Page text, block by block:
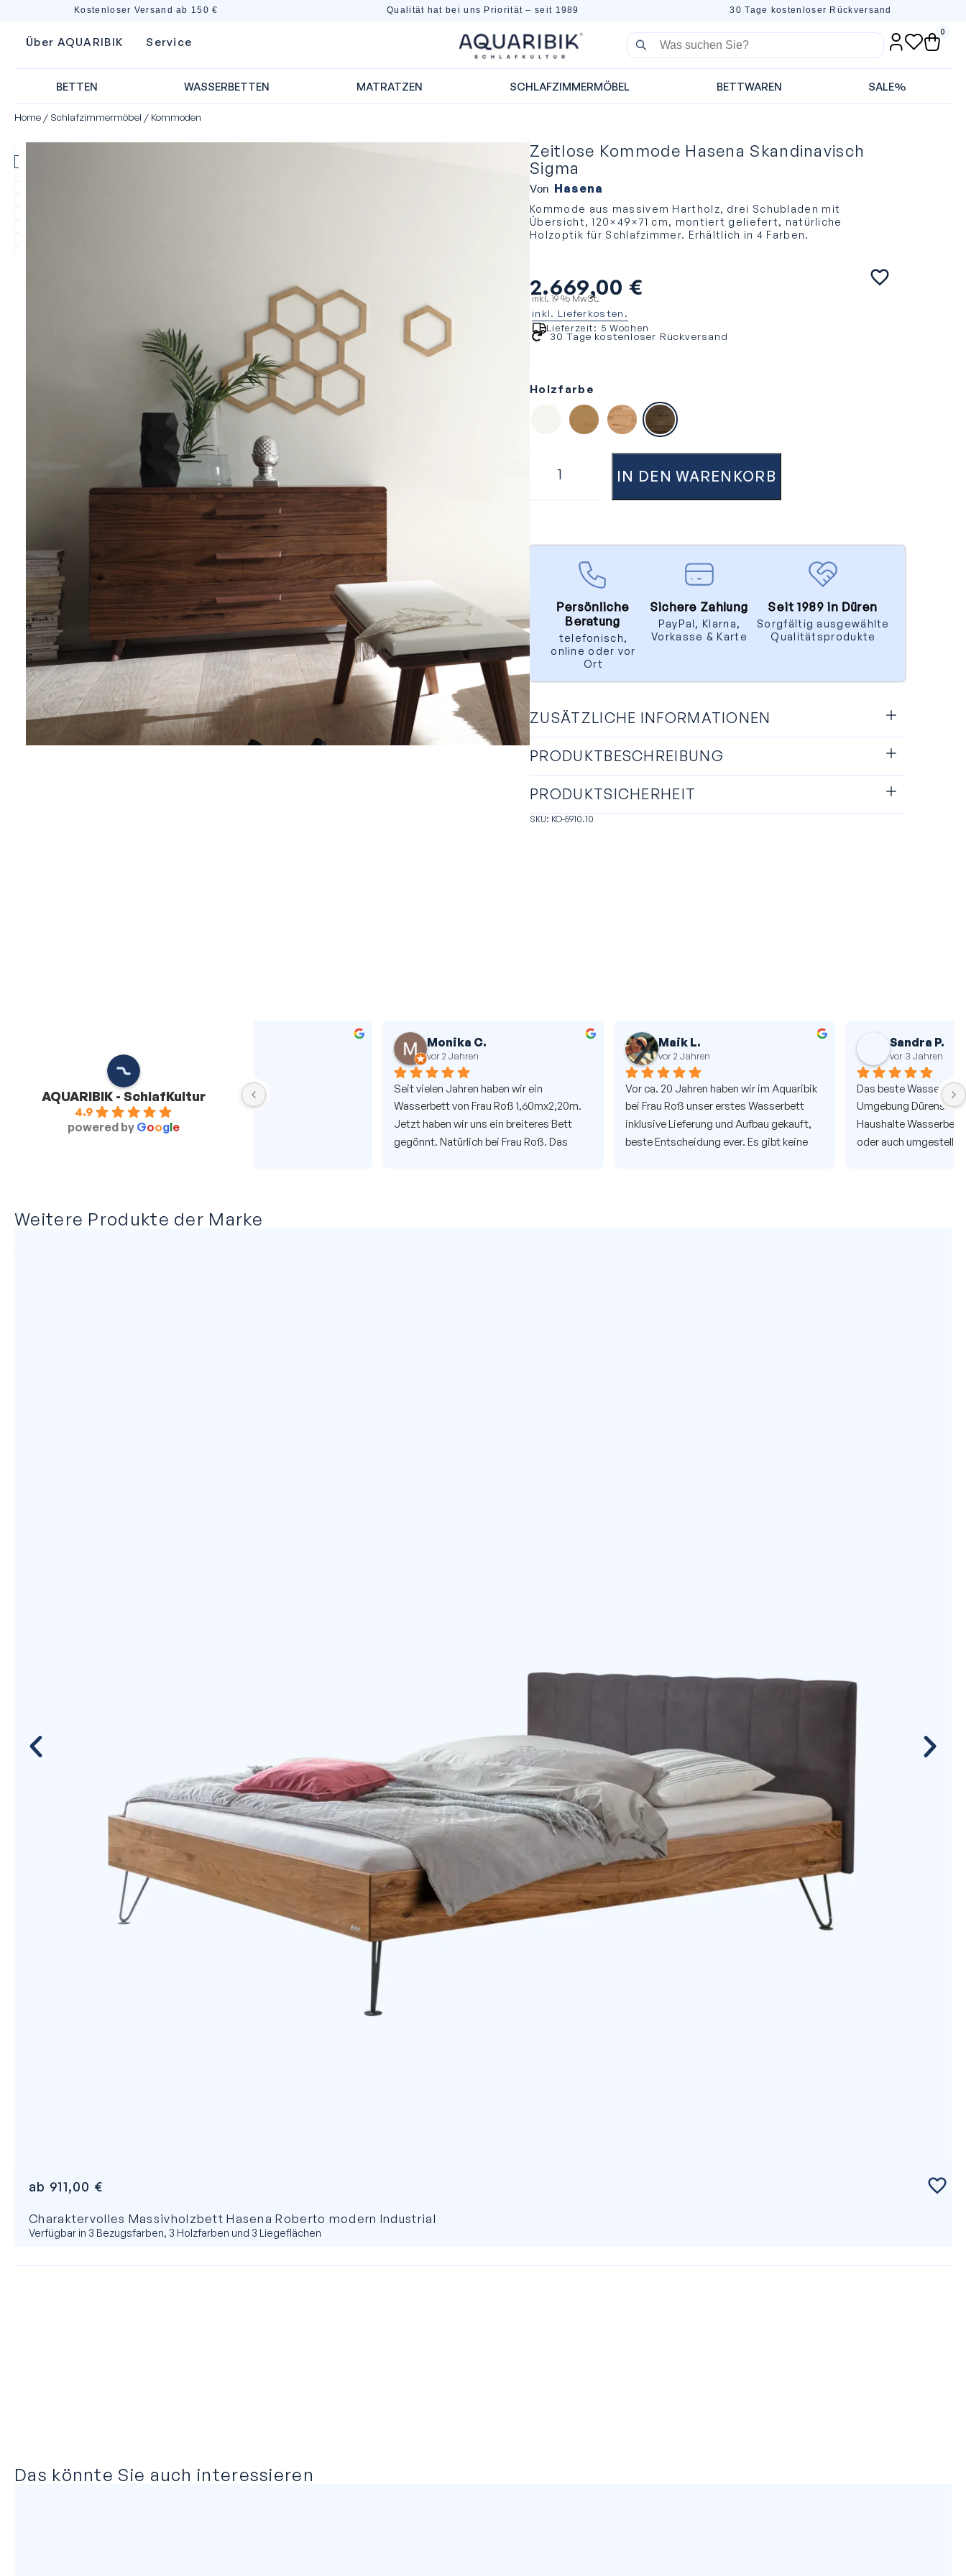
Kostenloser Versand ab 150 € Qualität hat bei uns Priorität – seit 1989 30 Tage kostenloser Rückversand
Über AQUARIBIK Service
0
BETTEN WASSERBETTEN MATRATZEN SCHLAFZIMMERMÖBEL BETTWAREN SALE%
Home / Schlafzimmermöbel / Kommoden
Zeitlose Kommode Hasena Skandinavisch
Sigma
Von Hasena
Kommode aus massivem Hartholz, drei Schubladen mit
Übersicht, 120×49×71 cm, montiert geliefert, natürliche
Holzoptik für Schlafzimmer. Erhältlich in 4 Farben.
2.669,00 €
inkl. 19 % MwSt.
inkl. Lieferkosten.
Lieferzeit: 5 Wochen
30 Tage kostenloser Rückversand
Holzfarbe
Buche weiss deckend, lackiert
Eiche bianco, gebürstet, geölt
Kernbuche natur, geölt
Nussbaum, geölt
IN DEN WARENKORB
Persönliche
Beratung
telefonisch,
online oder vor
Ort
Sichere Zahlung
PayPal, Klarna,
Vorkasse & Karte
Seit 1989 in Düren
Sorgfältig ausgewählte
Qualitätsprodukte
ZUSÄTZLICHE INFORMATIONEN
PRODUKTBESCHREIBUNG
PRODUKTSICHERHEIT
SKU: KO-5910.10
AQUARIBIK - SchlafKultur
4.9
powered by Google
vor 2 Jahren
Monika C.
Seit vielen Jahren haben wir ein
Wasserbett von Frau Roß 1,60mx2,20m.
Jetzt haben wir uns ein breiteres Bett
gegönnt. Natürlich bei Frau Roß. Das
Vor ca. 20 Jahren haben wir im Aquaribik
bei Frau Roß unser erstes Wasserbett
inklusive Lieferung und Aufbau gekauft,
beste Entscheidung ever. Es gibt keine
Sandra P.
Das beste Wasserbetten Geschäft in und
Umgebung Dürens. Wir haben für 5
Haushalte Wasserbetten  gekauft  und,
oder auch umgestellt. Immer zuverlässig,
Weitere Produkte der Marke
ab 911,00 €
Charaktervolles Massivholzbett Hasena Roberto modern Industrial
Verfügbar in 3 Bezugsfarben, 3 Holzfarben und 3 Liegeflächen
Das könnte Sie auch interessieren